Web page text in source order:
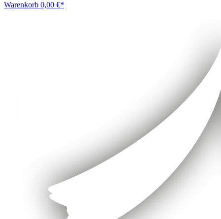
Warenkorb 0,00 €*